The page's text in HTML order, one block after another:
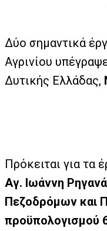
Δύο σημαντικά
Αγρινίου
Δυτικής Ελλάδας,
Πρόκειται για τα
Αγ. Ιωάννη
Πεζοδρόμων και
προϋπολογισμού